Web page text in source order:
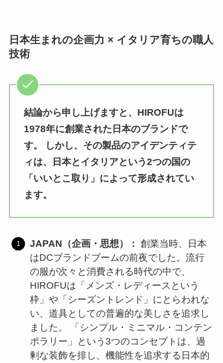
日本生まれの企画力 × イタリア育ちの職人
技術
結論から申し上げますと、HIROFUは
1978年に創業された日本のブランドで
す。 しかし、その製品のアイデンティテ
ィは、日本とイタリアという2つの国の
「いいとこ取り」によって形成されてい
ます。
JAPAN（企画・思想）： 創業当時、日本
はDCブランドブームの前夜でした。流行
の服が次々と消費される時代の中で、
HIROFUは「メンズ・レディースという
枠」や「シーズントレンド」にとらわれな
い、道具としての普遍的な美しさを追求し
ました。 「シンプル・ミニマル・コンテン
ポラリー」という3つのコンセプトは、過
剰な装飾を排し、機能性を追求する日本的